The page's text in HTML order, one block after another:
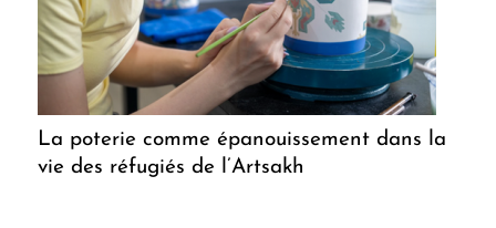
La poterie comme épanouissement dans la
vie des réfugiés de l’Artsakh